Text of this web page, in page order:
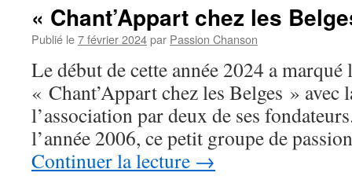
« Chant’Appart chez les
Publié le7 février 2024par Passion Chanson
Le début de cette année 2024 a marqué
« Chant’Appart chez les Belges » avec
l’association par deux de ses
l’année 2006, ce petit groupe de
Continuer la lecture →